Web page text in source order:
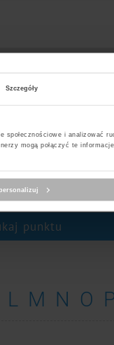
Szczegóły
i analizować
mogą połączyć te
punktu
L M N O